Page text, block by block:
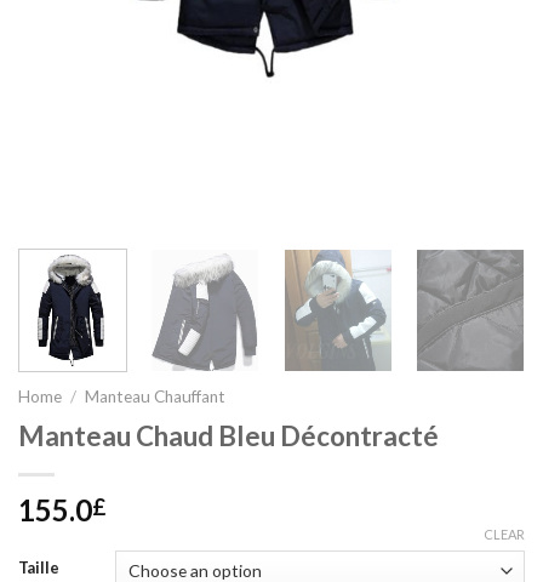
Home / Manteau Chauffant
Manteau Chaud Bleu Décontracté
155.0£
Taille
CLEAR